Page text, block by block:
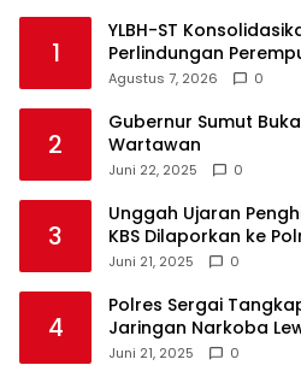
1
YLBH-ST
Perlindungan
Agustus 7, 2026 0
2
Gubernur Sumut
Wartawan
Juni 22, 2025 0
3
Unggah Ujaran
KBS Dilaporkan ke
Juni 21, 2025 0
4
Polres Sergai
Jaringan Narkoba
Delivery
Juni 21, 2025 0